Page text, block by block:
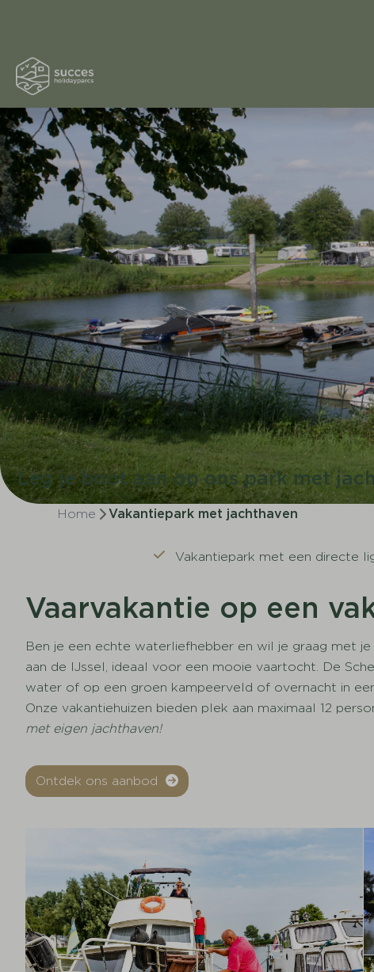
Leg je boot aan op ons park met
Home Vakantiepark met jachthaven
Vakantiepark met een directe
Vaarvakantie op een
Ben je een echte waterliefhebber en wil je graag met
aan de IJssel, ideaal voor een mooie vaartocht. De
water of op een groen kampeerveld of overnacht in
Onze vakantiehuizen bieden plek aan maximaal 12
met eigen jachthaven!
Ontdek ons aanbod